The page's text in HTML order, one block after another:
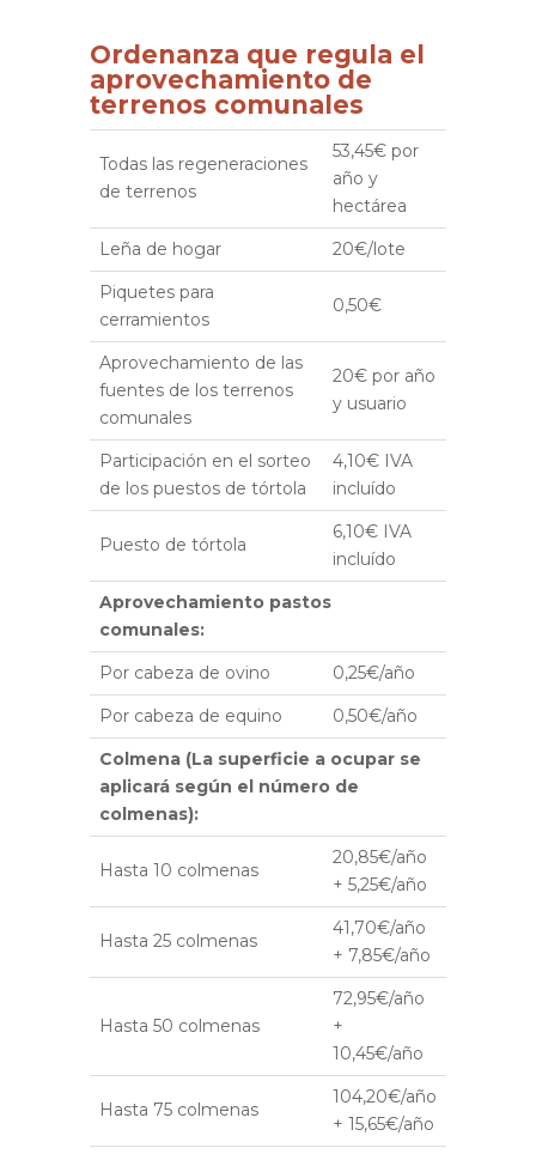
Ordenanza que regula el
aprovechamiento de
terrenos comunales
Todas las regeneraciones
de terrenos
53,45€ por
año y
hectárea
Leña de hogar
20€/lote
Piquetes para
cerramientos
0,50€
Aprovechamiento de las
fuentes de los terrenos
comunales
20€ por año
y usuario
Participación en el sorteo
de los puestos de tórtola
4,10€ IVA
incluído
Puesto de tórtola
6,10€ IVA
incluído
Aprovechamiento pastos
comunales:
Por cabeza de ovino
0,25€/año
Por cabeza de equino
0,50€/año
Colmena (La superficie a ocupar se
aplicará según el número de
colmenas):
Hasta 10 colmenas
20,85€/año
+ 5,25€/año
Hasta 25 colmenas
41,70€/año
+ 7,85€/año
Hasta 50 colmenas
72,95€/año
+
10,45€/año
Hasta 75 colmenas
104,20€/año
+ 15,65€/año